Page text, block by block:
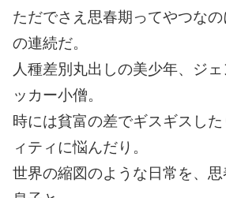
ただでさえ思春期ってやつな
の連続だ。
人種差別丸出しの美少年、ジ
ッカー小僧。
時には貧富の差でギスギスし
ィティに悩んだり。
世界の縮図のような日常を、